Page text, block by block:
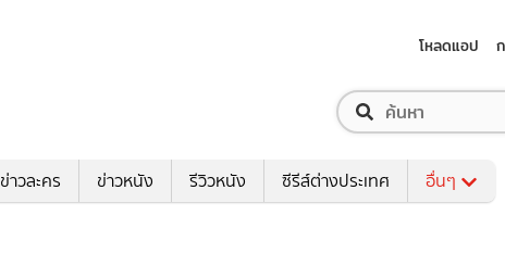
โหลดแอป
ข่าวละคร ข่าวหนัง รีวิวหนัง ซีรีส์ต่างประเทศ อื่นๆ